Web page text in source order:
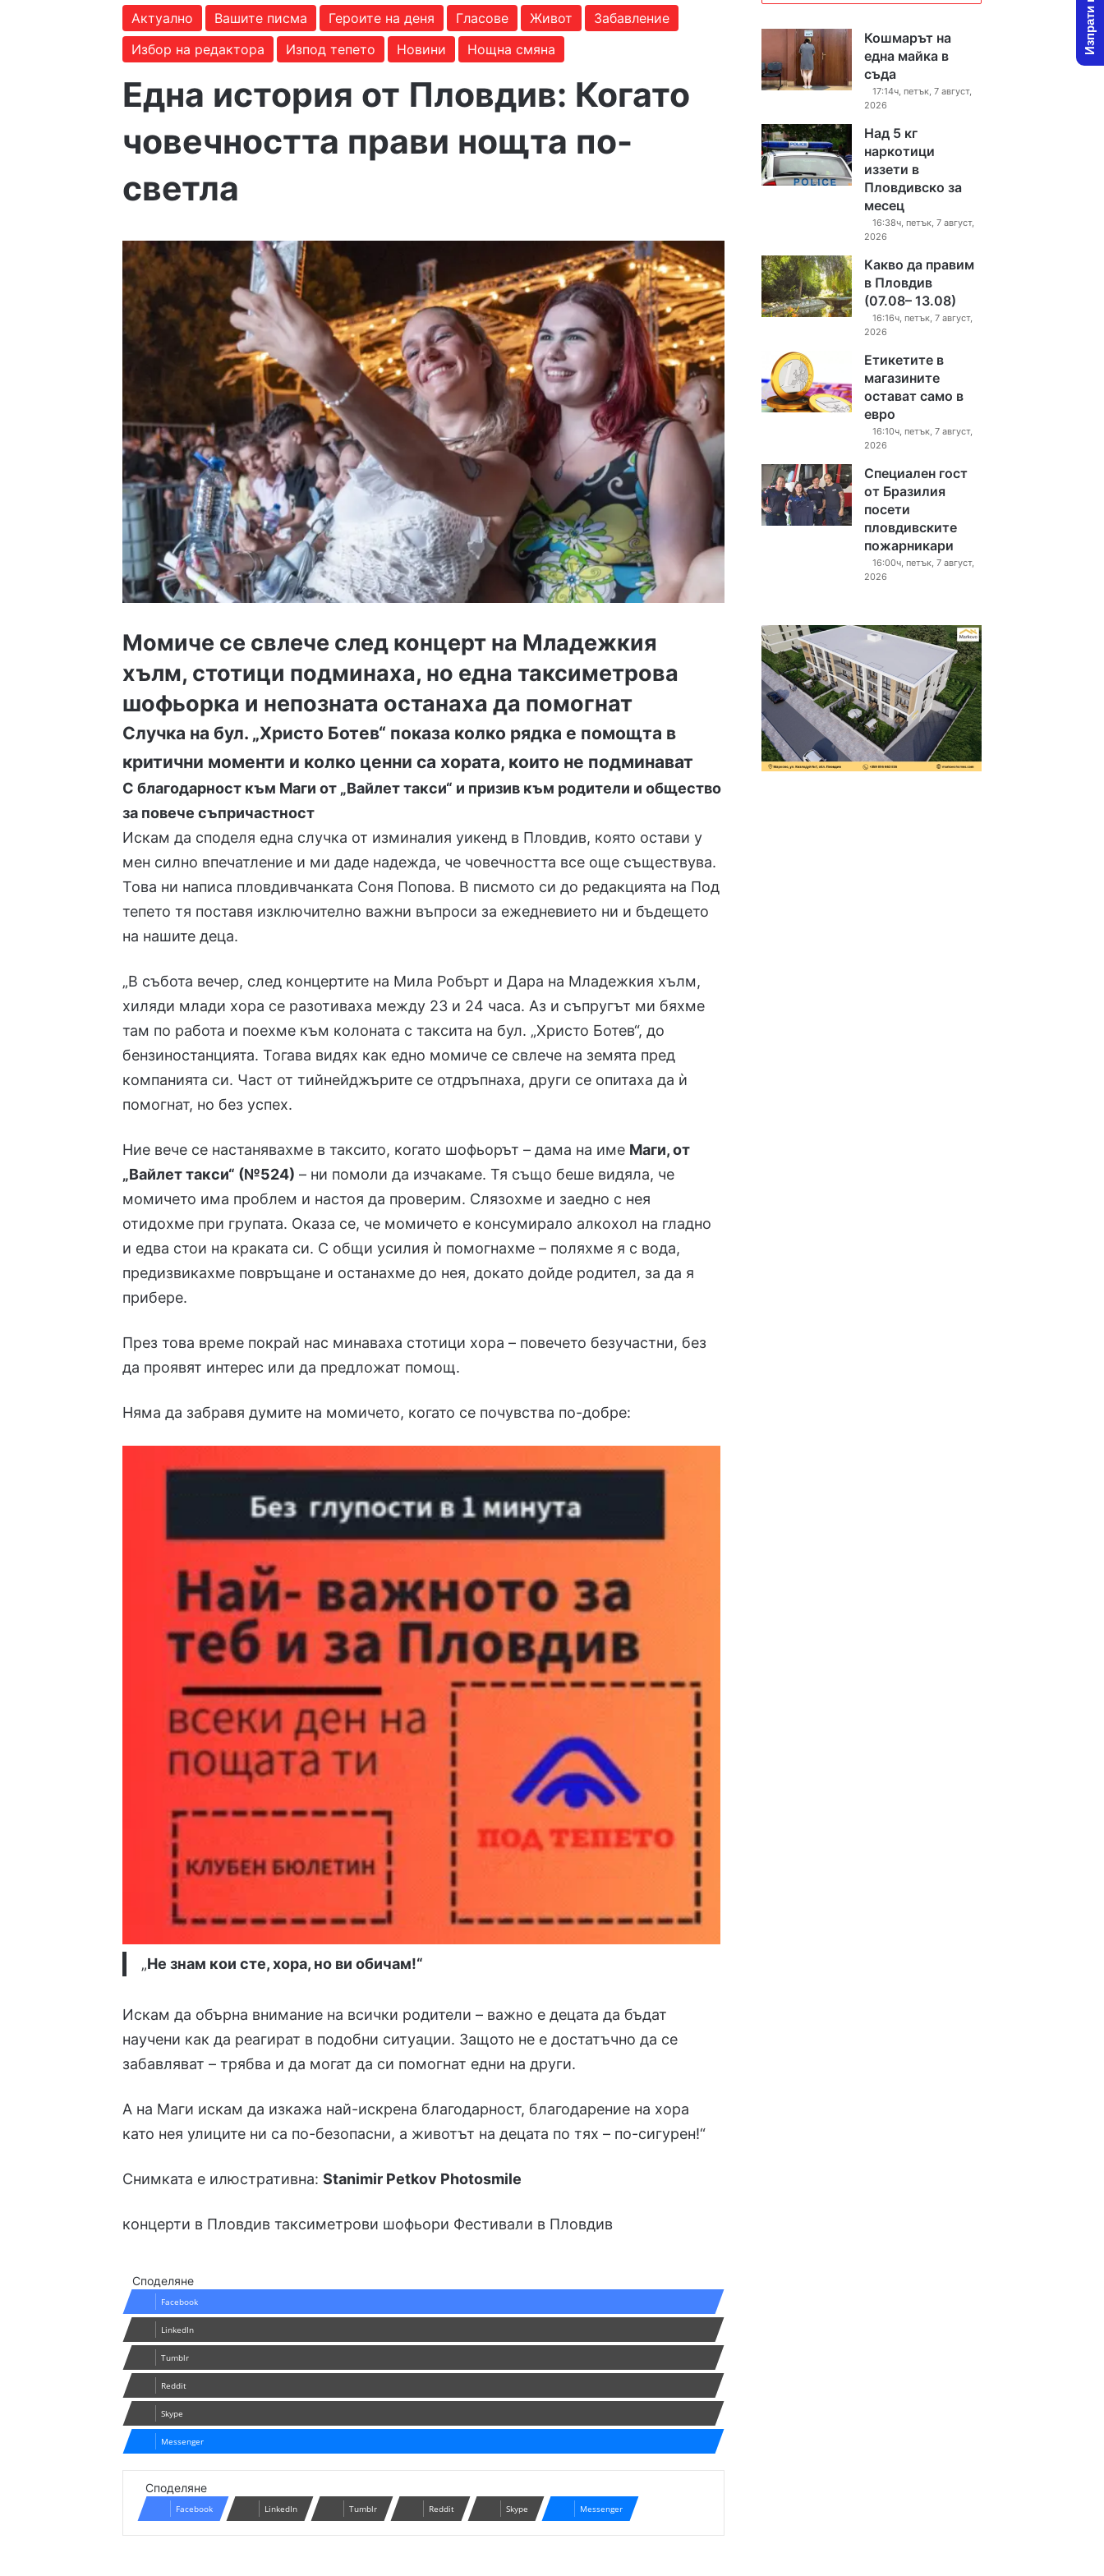
Актуално Вашите писма Героите на деня Гласове Живот
Забавление
Избор на редактора
Изпод тепето Новини Нощна смяна
Една история от Пловдив: Когато
човечността прави нощта по-
светла
Момиче се свлече след концерт на Младежкия
хълм, стотици подминаха, но една таксиметрова
шофьорка и непозната останаха да помогнат
Случка на бул. „Христо Ботев“ показа колко рядка е помощта в
критични моменти и колко ценни са хората, които не подминават
С благодарност към Маги от „Вайлет такси“ и призив към родители и общество
за повече съпричастност
Искам да споделя една случка от изминалия уикенд в Пловдив, която остави у
мен силно впечатление и ми даде надежда, че човечността все още съществува.
Това ни написа пловдивчанката Соня Попова. В писмото си до редакцията на Под
тепето тя поставя изключително важни въпроси за ежедневието ни и бъдещето
на нашите деца.
„В събота вечер, след концертите на Мила Робърт и Дара на Младежкия хълм,
хиляди млади хора се разотиваха между 23 и 24 часа. Аз и съпругът ми бяхме
там по работа и поехме към колоната с таксита на бул. „Христо Ботев“, до
бензиностанцията. Тогава видях как едно момиче се свлече на земята пред
компанията си. Част от тийнейджърите се отдръпнаха, други се опитаха да ѝ
помогнат, но без успех.
Ние вече се настанявахме в таксито, когато шофьорът – дама на име Маги, от
„Вайлет такси“ (№524) – ни помоли да изчакаме. Тя също беше видяла, че
момичето има проблем и настоя да проверим. Слязохме и заедно с нея
отидохме при групата. Оказа се, че момичето е консумирало алкохол на гладно
и едва стои на краката си. С общи усилия ѝ помогнахме – поляхме я с вода,
предизвикахме повръщане и останахме до нея, докато дойде родител, за да я
прибере.
През това време покрай нас минаваха стотици хора – повечето безучастни, без
да проявят интерес или да предложат помощ.
Няма да забравя думите на момичето, когато се почувства по-добре:
„Не знам кои сте, хора, но ви обичам!“
Искам да обърна внимание на всички родители – важно е децата да бъдат
научени как да реагират в подобни ситуации. Защото не е достатъчно да се
забавляват – трябва и да могат да си помогнат едни на други.
А на Маги искам да изкажа най-искрена благодарност, благодарение на хора
като нея улиците ни са по-безопасни, а животът на децата по тях – по-сигурен!“
Снимката е илюстративна:Stanimir Petkov Photosmile
концерти в Пловдив таксиметрови шофьори Фестивали в Пловдив
Споделяне
Facebook
LinkedIn
Tumblr
Reddit
Skype
Messenger
Споделяне
Facebook LinkedIn Tumblr Reddit Skype Messenger
Кошмарът на
една майка в
съда
17:14ч, петък, 7 август,
2026
Над 5 кг
наркотици
иззети в
Пловдивско за
месец
16:38ч, петък, 7 август,
2026
Какво да правим
в Пловдив
(07.08– 13.08)
16:16ч, петък, 7 август,
2026
Етикетите в
магазините
остават само в
евро
16:10ч, петък, 7 август,
2026
Специален гост
от Бразилия
посети
пловдивските
пожарникари
16:00ч, петък, 7 август,
2026